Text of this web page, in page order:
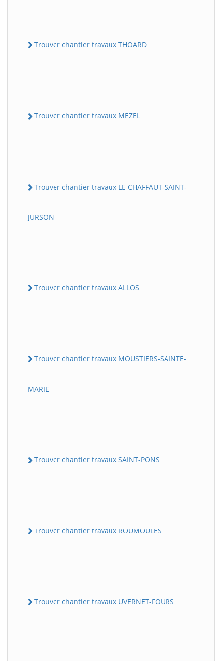
Trouver chantier travaux THOARD
Trouver chantier travaux MEZEL
Trouver chantier travaux LE CHAFFAUT-SAINT-
JURSON
Trouver chantier travaux ALLOS
Trouver chantier travaux MOUSTIERS-SAINTE-
MARIE
Trouver chantier travaux SAINT-PONS
Trouver chantier travaux ROUMOULES
Trouver chantier travaux UVERNET-FOURS